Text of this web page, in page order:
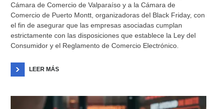
Cámara de Comercio de Valparaíso y a la Cámara de
Comercio de Puerto Montt, organizadoras del Black Friday, con
el fin de asegurar que las empresas asociadas cumplan
estrictamente con las disposiciones que establece la Ley del
Consumidor y el Reglamento de Comercio Electrónico.
LEER MÁS